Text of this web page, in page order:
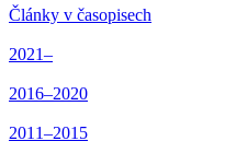
Články v časopisech
2021–
2016–2020
2011–2015